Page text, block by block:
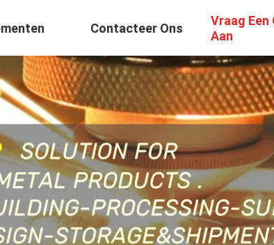
Contacteer Ons
Vraag
Aan